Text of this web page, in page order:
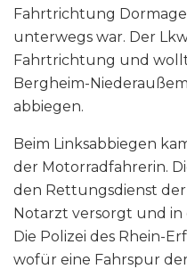
Fahrtrichtung
unterwegs war. Der
Fahrtrichtung und
Bergheim-
abbiegen.
Beim Linksabbiegen
der Motorradfahrerin.
den Rettungsdienst
Notarzt versorgt und in
Die Polizei des Rhein-
wofür eine Fahrspur